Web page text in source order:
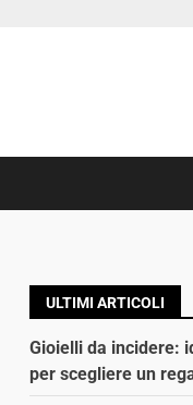
ULTIMI ARTICOLI
Gioielli da incidere:
per scegliere un